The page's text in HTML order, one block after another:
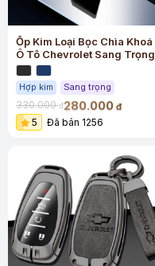
Ốp Kim Loại Bọc Chìa Khoá
Ô Tô Chevrolet Sang Trọng
Hợp kim Sang trọng
330.000đ280.000 đ
5 Đã bán 1256